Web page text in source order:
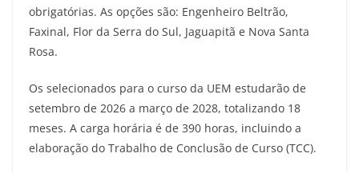
obrigatórias. As opções são: Engenheiro Beltrão,
Faxinal, Flor da Serra do Sul, Jaguapitã e Nova Santa
Rosa.
Os selecionados para o curso da UEM estudarão de
setembro de 2026 a março de 2028, totalizando 18
meses. A carga horária é de 390 horas, incluindo a
elaboração do Trabalho de Conclusão de Curso (TCC).